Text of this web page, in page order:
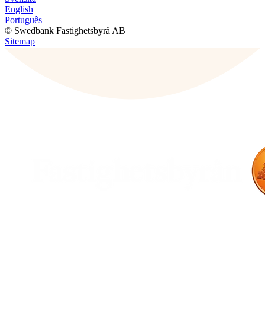
English
Português
© Swedbank Fastighetsbyrå AB
Sitemap